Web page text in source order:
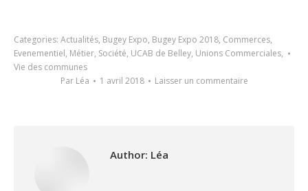
Categories: Actualités, Bugey Expo, Bugey Expo 2018, Commerces,
Evenementiel, Métier, Société, UCAB de Belley, Unions Commerciales,
Vie des communes
Par Léa 1 avril 2018 Laisser un commentaire
Author: Léa